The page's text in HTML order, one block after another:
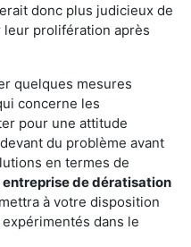
donc plus judicieux de
prolifération après
quelques mesures
concerne les
pour une attitude
du problème avant
en termes de
entreprise de dératisation
à votre disposition
dans le